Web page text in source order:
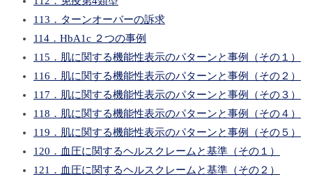
113．ターンオーバーの訴求
114．HbA1c ２つの事例
115．肌に関する機能性表示のパターンと事例（その１）
116．肌に関する機能性表示のパターンと事例（その２）
117．肌に関する機能性表示のパターンと事例（その３）
118．肌に関する機能性表示のパターンと事例（その４）
119．肌に関する機能性表示のパターンと事例（その５）
120．血圧に関するヘルスクレームと基準（その１）
121．血圧に関するヘルスクレームと基準（その２）